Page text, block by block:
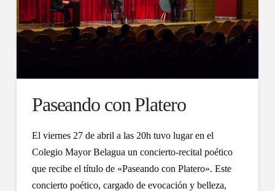
Paseando con Platero
El viernes 27 de abril a las 20h tuvo lugar en el
Colegio Mayor Belagua un concierto-recital poético
que recibe el título de «Paseando con Platero». Este
concierto poético, cargado de evocación y belleza,